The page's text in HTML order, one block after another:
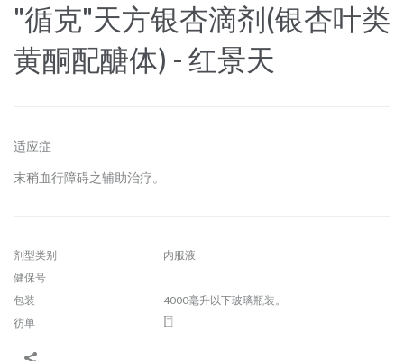
"循克"天方银杏滴剂(银杏叶类
黄酮配醣体) - 红景天
适应症
末稍血行障碍之辅助治疗。
剂型类别
内服液
健保号
包装
4000毫升以下玻璃瓶装。
彷单